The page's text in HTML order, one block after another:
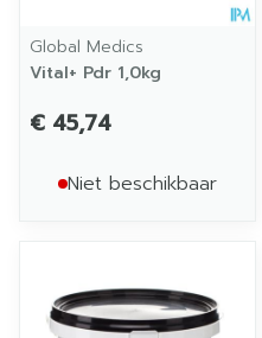
Global Medics
Vital+ Pdr 1,0kg
€ 45,74
Niet beschikbaar